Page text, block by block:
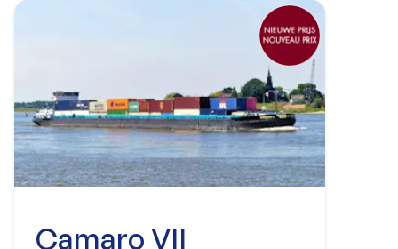
Camaro VII